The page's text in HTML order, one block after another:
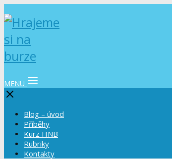
MENU
Blog – úvod
Příběhy
Kurz HNB
Rubriky
Kontakty